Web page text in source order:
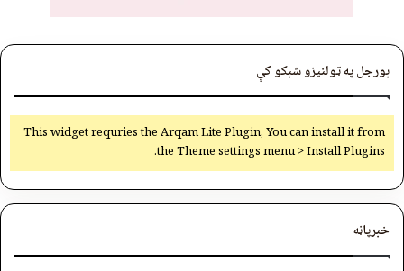
بورجل په ټولنیزو شبکو کې
This widget requries the Arqam Lite Plugin, You can install it from
the Theme settings menu > Install Plugins.
خبرپاڼه